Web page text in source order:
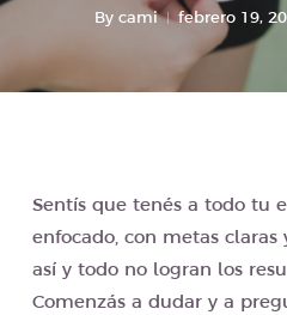
By cami febrero 19,
Sentís que tenés a todo tu
enfocado, con metas claras
así y todo no logran los
Comenzás a dudar y a